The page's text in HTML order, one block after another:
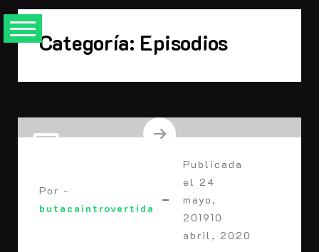
Saltarse
contenidoCategoría: Episodios
Por -
butacaintrovertida
Publicada
el 24
mayo,
201910
abril, 2020